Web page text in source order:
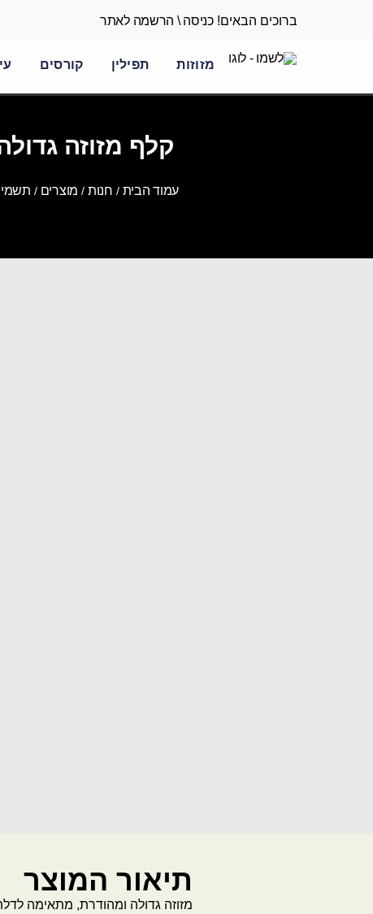
ברוכים הבאים!כניסה \ הרשמה לאתר
מזוזות תפילין קורסים
עמוד הבית / חנות / מוצרים /
תיאור המוצר
מזוזה גדולה ומהודרת, מתאימה